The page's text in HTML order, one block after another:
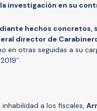
investigación en su
hechos concretos,
director de
en otras seguidas a su
a los fiscales,